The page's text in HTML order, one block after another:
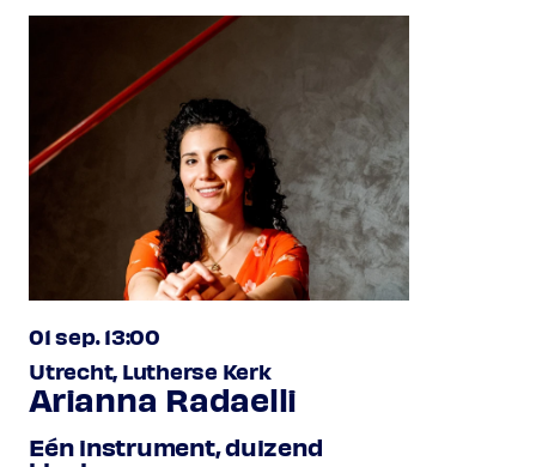
01 sep. 13:00
Utrecht, Lutherse Kerk
Arianna Radaelli
Eén instrument, duizend